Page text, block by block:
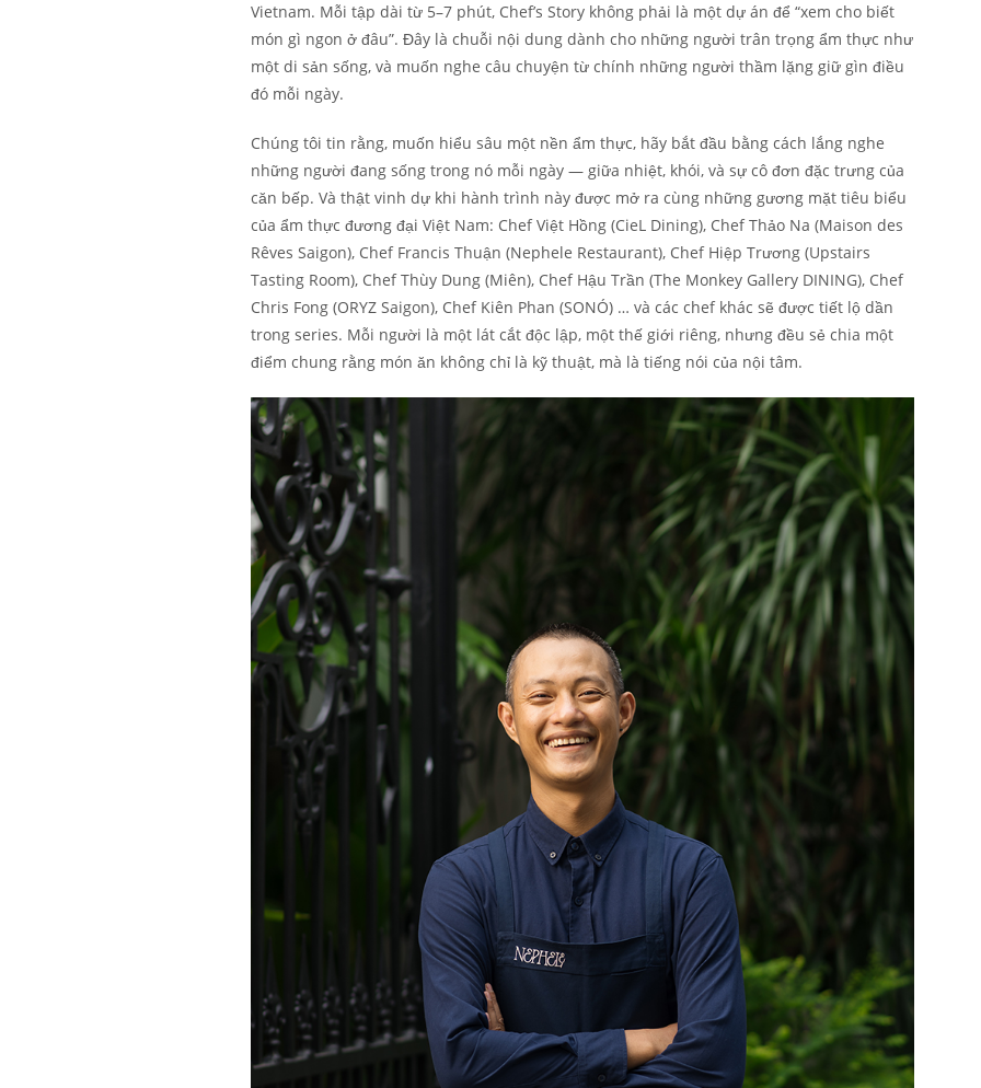
Vietnam. Mỗi tập dài từ 5–7 phút, Chef’s Story không phải là một dự án để “xem cho biết
món gì ngon ở đâu”. Đây là chuỗi nội dung dành cho những người trân trọng ẩm thực như
một di sản sống, và muốn nghe câu chuyện từ chính những người thầm lặng giữ gìn điều
đó mỗi ngày.
Chúng tôi tin rằng, muốn hiểu sâu một nền ẩm thực, hãy bắt đầu bằng cách lắng nghe
những người đang sống trong nó mỗi ngày — giữa nhiệt, khói, và sự cô đơn đặc trưng của
căn bếp. Và thật vinh dự khi hành trình này được mở ra cùng những gương mặt tiêu biểu
của ẩm thực đương đại Việt Nam: Chef Việt Hồng (CieL Dining), Chef Thảo Na (Maison des
Rêves Saigon), Chef Francis Thuận (Nephele Restaurant), Chef Hiệp Trương (Upstairs
Tasting Room), Chef Thùy Dung (Miên), Chef Hậu Trần (The Monkey Gallery DINING), Chef
Chris Fong (ORYZ Saigon), Chef Kiên Phan (SONÓ) … và các chef khác sẽ được tiết lộ dần
trong series. Mỗi người là một lát cắt độc lập, một thế giới riêng, nhưng đều sẻ chia một
điểm chung rằng món ăn không chỉ là kỹ thuật, mà là tiếng nói của nội tâm.